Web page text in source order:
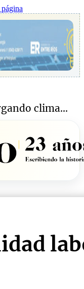
clima...